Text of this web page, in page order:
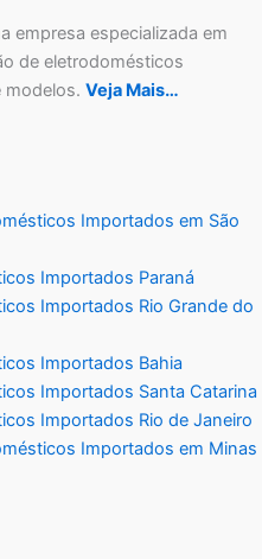
empresa especializada em
de eletrodomésticos
modelos. Veja Mais…
Importados em São
Importados Paraná
Importados Rio Grande do
Importados Bahia
Importados Santa Catarina
Importados Rio de Janeiro
Importados em Minas